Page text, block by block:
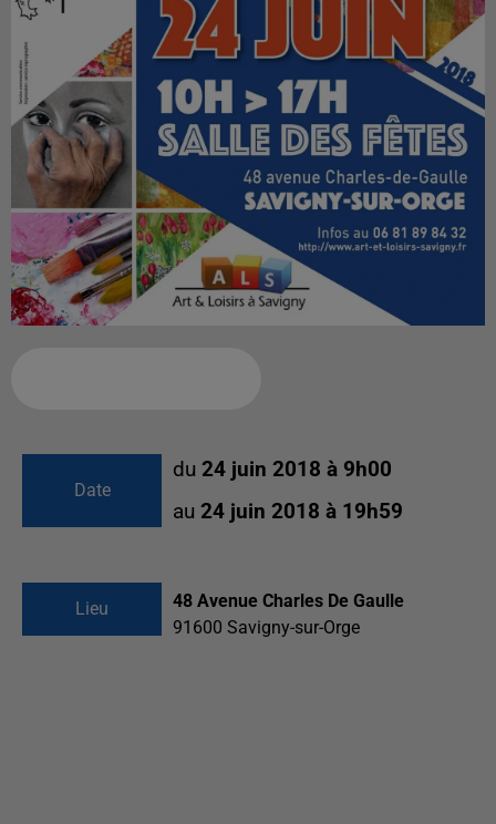
Date
du 24 juin 2018 à 9h00
au 24 juin 2018 à 19h59
Lieu
48 Avenue Charles De Gaulle
91600 Savigny-sur-Orge